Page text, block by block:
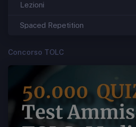
Lezioni
Spaced Repetition
Concorso TOLC